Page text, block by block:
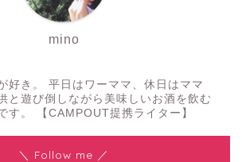
mino
好き。 平日はワーママ、休日はママ
と遊び倒しながら美味しいお酒を飲む
す。 【CAMPOUT提携ライター】
＼ Follow me ／